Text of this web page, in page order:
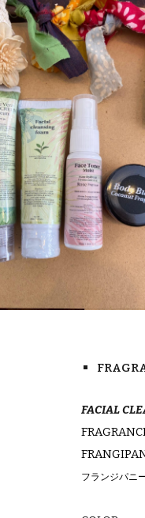
FACIAL
フランジパニ